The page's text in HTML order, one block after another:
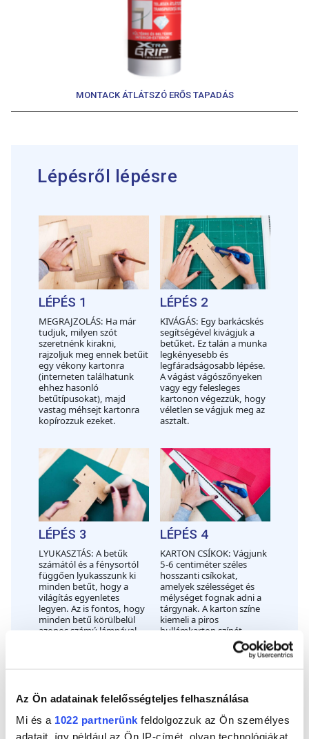
Az Ön adatainak felelősségteljes felhasználása
Mi és a 1022 partnerünk feldolgozzuk az Ön személyes
adatait, így például az Ön IP-címét, olyan technológiákat
MONTACK ÁTLÁTSZÓ ERŐS TAPADÁS
Lépésről lépésre
LÉPÉS 1
MEGRAJZOLÁS: Ha már
tudjuk, milyen szót
szeretnénk kirakni,
rajzoljuk meg ennek betűit
egy vékony kartonra
(interneten találhatunk
ehhez hasonló
betűtípusokat), majd
vastag méhsejt kartonra
kopírozzuk ezeket.
LÉPÉS 2
KIVÁGÁS: Egy barkácskés
segítségével kivágjuk a
betűket. Ez talán a munka
legkényesebb és
legfáradságosabb lépése.
A vágást vágószőnyeken
vagy egy felesleges
kartonon végezzük, hogy
véletlen se vágjuk meg az
asztalt.
LÉPÉS 3
LYUKASZTÁS: A betűk
számától és a fénysortól
függően lyukasszunk ki
minden betűt, hogy a
világítás egyenletes
legyen. Az is fontos, hogy
minden betű körülbelül
azonos számú lámpával
LÉPÉS 4
KARTON CSÍKOK: Vágjunk
5-6 centiméter széles
hosszanti csíkokat,
amelyek szélességet és
mélységet fognak adni a
tárgynak. A karton színe
kiemeli a piros
hullámkarton színét.